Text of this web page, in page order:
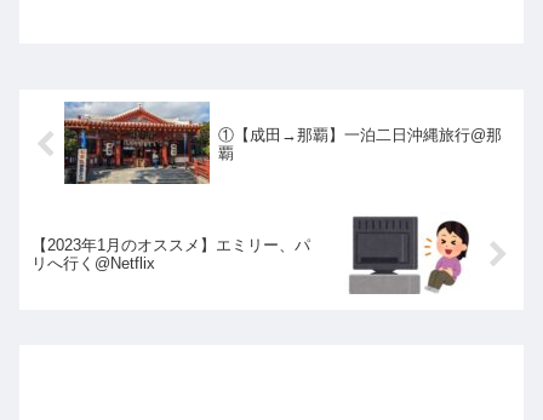
①【成田→那覇】一泊二日沖縄旅行@那
覇
【2023年1月のオススメ】エミリー、パ
リへ行く@Netflix